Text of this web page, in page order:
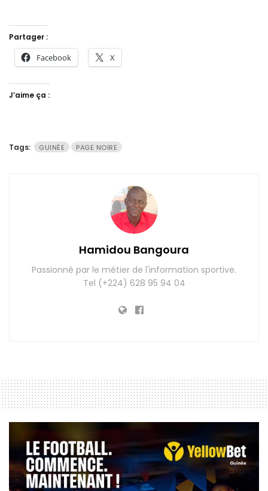
Partager :
Facebook X
J’aime ça :
Tags: GUINÉE PAGE NOIRE
Hamidou Bangoura
Passionné par le métier de l'information sportive.
Tel (+224) 628 95 94 04